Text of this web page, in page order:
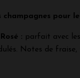
champagnes pour
: parfait avec
Notes de fraise,